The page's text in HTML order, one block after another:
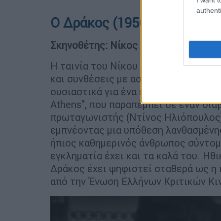
Ο Δράκος (1956)
Σκηνοθέτης: Νίκος Κούνδουρος
Η ταινία του Νίκου Κούνδουρου
και συνθέσεις με αστική
ουσιαστικά για ένα ελληνικό
Athens", που παραπέμπει σε έναν
πρωταγωνιστής (Ντίνος
εμπνέοντας μια υπόθεση
ήπιος καθημερινός άνθρωπος
εγκληματία έχει και τα καλά του.
Δράκος έχει ψηφιστεί σταθερά ως
από την Ένωση Ελλήνων Κριτικών